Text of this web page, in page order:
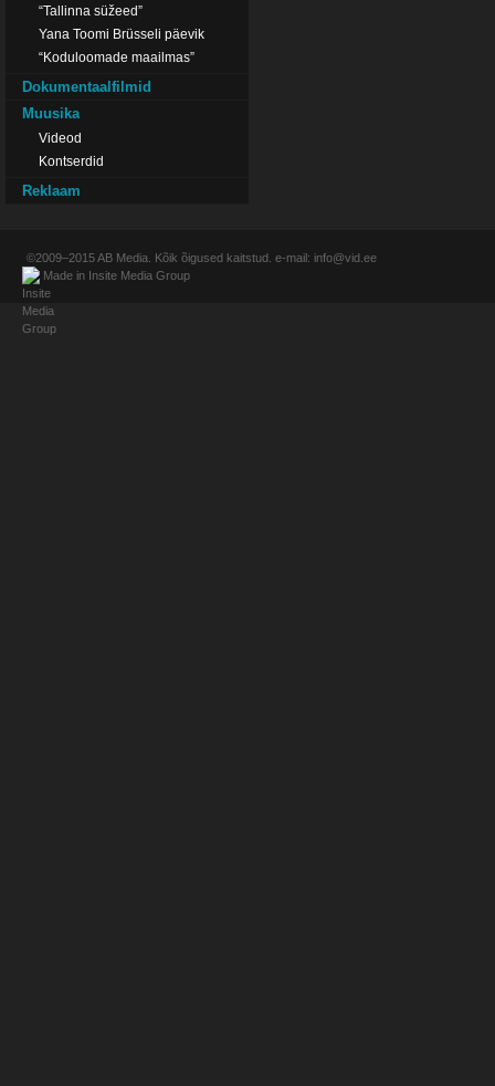
“Tallinna süžeed”
Yana Toomi Brüsseli päevik
“Koduloomade maailmas”
Dokumentaalfilmid
Muusika
Videod
Kontserdid
Reklaam
©2009–2015AB Media . Kõik õigused kaitstud. e-mail: info@vid.ee
Made in Insite Media Group